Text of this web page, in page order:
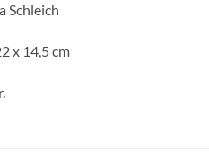
Schleich
x 14,5 cm